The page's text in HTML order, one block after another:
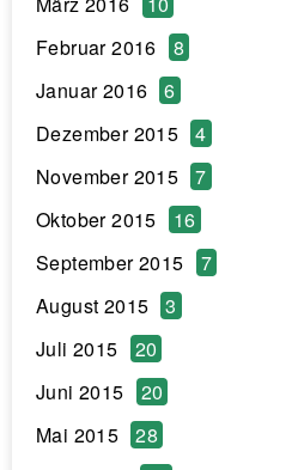
Februar 2016
8
Januar 2016
6
Dezember 2015
4
November 2015
7
Oktober 2015
16
September 2015
7
August 2015
3
Juli 2015
20
Juni 2015
20
Mai 2015
28